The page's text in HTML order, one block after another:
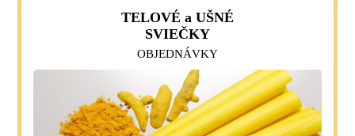
TELOVÉ a UŠNÉ
SVIEČKY
OBJEDNÁVKY